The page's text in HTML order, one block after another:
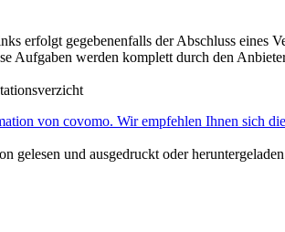
erfolgt gegebenenfalls der Abschluss eines
Aufgaben werden komplett durch den
von covomo. Wir empfehlen Ihnen sich
gelesen und ausgedruckt oder